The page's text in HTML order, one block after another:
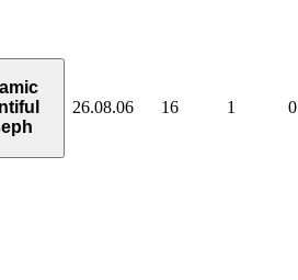
26.08.06 16 1 0